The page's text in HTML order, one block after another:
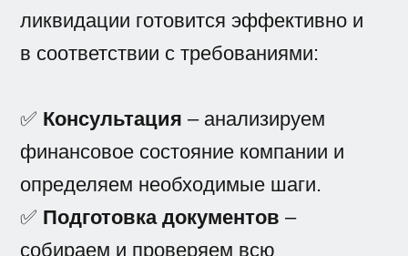
ликвидации готовится эффективно и
в соответствии с требованиями:
✅ Консультация – анализируем
финансовое состояние компании и
определяем необходимые шаги.
✅ Подготовка документов –
собираем и проверяем всю